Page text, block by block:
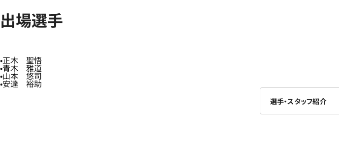
出場選手
正木 聖悟
青木 雅道
山本 悠司
安達 裕助
選手・スタッフ紹介